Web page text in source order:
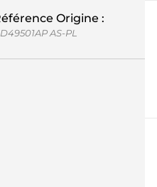
Origine :
AS-PL